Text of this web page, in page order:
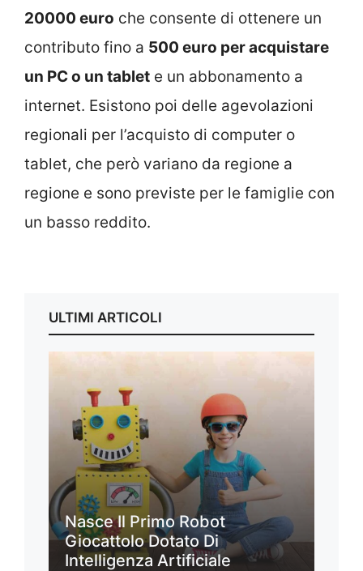
20000 euro che consente di ottenere un
contributo fino a 500 euro per acquistare
un PC o un tablet e un abbonamento a
internet. Esistono poi delle agevolazioni
regionali per l’acquisto di computer o
tablet, che però variano da regione a
regione e sono previste per le famiglie con
un basso reddito.
ULTIMI ARTICOLI
Nasce Il Primo Robot
Giocattolo Dotato Di
Intelligenza Artificiale